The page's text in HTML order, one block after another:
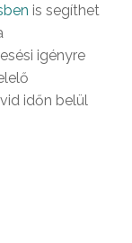
is segíthet
igényre
időn belül